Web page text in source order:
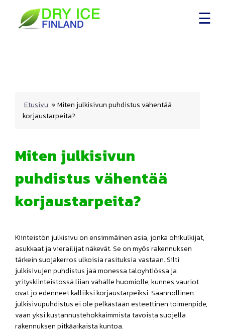
Etusivu »Miten julkisivun puhdistus vähentää
korjaustarpeita?
Miten julkisivun
puhdistus vähentää
korjaustarpeita?
Kiinteistön julkisivu on ensimmäinen asia, jonka ohikulkijat,
asukkaat ja vierailijat näkevät. Se on myös rakennuksen
tärkein suojakerros ulkoisia rasituksia vastaan. Silti
julkisivujen puhdistus jää monessa taloyhtiössä ja
yrityskiinteistössä liian vähälle huomiolle, kunnes vauriot
ovat jo edenneet kalliiksi korjaustarpeiksi. Säännöllinen
julkisivupuhdistus ei ole pelkästään esteettinen toimenpide,
vaan yksi kustannustehokkaimmista tavoista suojella
rakennuksen pitkäaikaista kuntoa.